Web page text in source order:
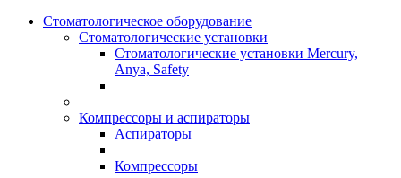
Стоматологическое оборудование
Стоматологические установки
Стоматологические установки Mercury,
Anya, Safety
Компрессоры и аспираторы
Аспираторы
Компрессоры